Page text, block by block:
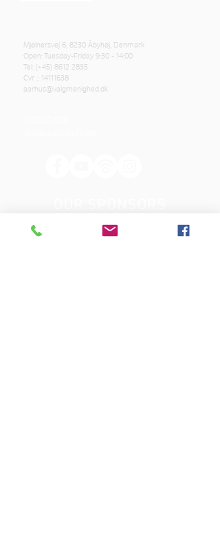
Mjølnersvej 6, 8230 Åbyhøj, Denmark
Open: Tuesday-Friday 9:30 - 14:00
Tel: (+45) 8612 2835
Cvr .: 14111638
aarhus@valgmenighed.dk